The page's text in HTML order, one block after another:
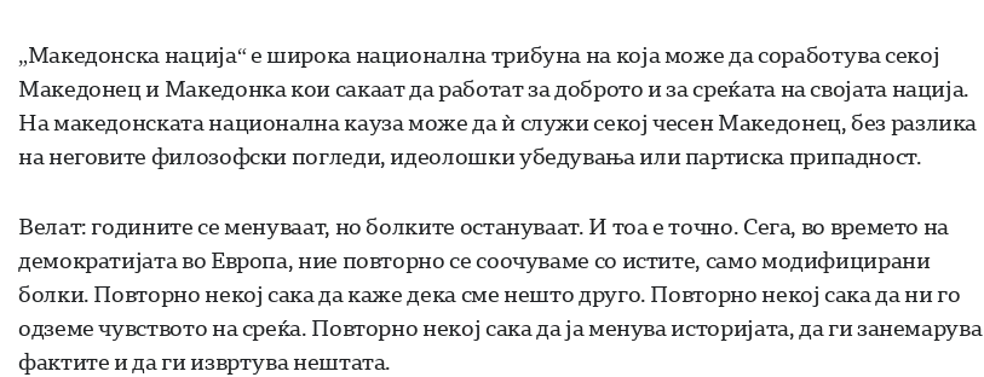
„Македонска нација“ е широка национална трибуна на која може да соработува секој
Македонец и Македонка кои сакаат да работат за доброто и за среќата на својата нација.
На македонската национална кауза може да ѝ служи секој чесен Македонец, без разлика
на неговите филозофски погледи, идеолошки убедувања или партиска припадност.
Велат: годините се менуваат, но болките остануваат. И тоа е точно. Сега, во времето на
демократијата во Европа, ние повторно се соочуваме со истите, само модифицирани
болки. Повторно некој сака да каже дека сме нешто друго. Повторно некој сака да ни го
одземе чувството на среќа. Повторно некој сака да ја менува историјата, да ги занемарува
фактите и да ги извртува нештата.